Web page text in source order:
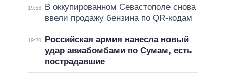
19:53
В оккупированном Севастополе снова
ввели продажу бензина по QR-кодам
19:20
Российская армия нанесла новый
удар авиабомбами по Сумам, есть
пострадавшие